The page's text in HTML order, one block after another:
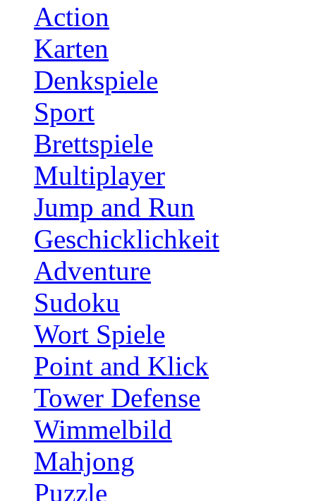
Action
Karten
Denkspiele
Sport
Brettspiele
Multiplayer
Jump and Run
Geschicklichkeit
Adventure
Sudoku
Wort Spiele
Point and Klick
Tower Defense
Wimmelbild
Mahjong
Puzzle